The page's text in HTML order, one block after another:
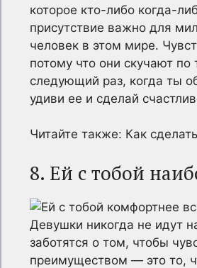
которое кто-либо когда-
присутствие важно для
человек в этом мире.
потому что они скучают
следующий раз, когда ты
удиви ее и сделай
Читайте также: Как
8. Ей с тобой
Девушки никогда не идут
заботятся о том, чтобы
преимуществом — это то,